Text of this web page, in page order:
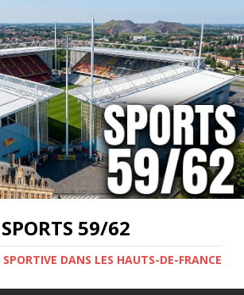
SPORTS 59/62
DANS LES HAUTS-DE-FRANCE